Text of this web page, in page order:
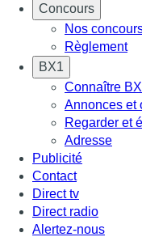
Concours
Nos
Règlement
BX1
Connaître
Annonces et
Regarder et
Adresse
Publicité
Contact
Direct tv
Direct radio
Alertez-nous